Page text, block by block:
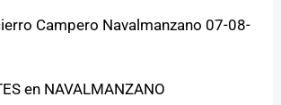
Campero Navalmanzano 07-08-
en NAVALMANZANO